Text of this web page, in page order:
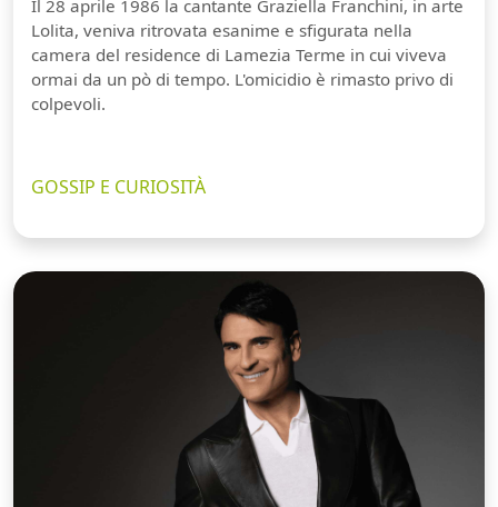
Il 28 aprile 1986 la cantante Graziella Franchini, in arte
Lolita, veniva ritrovata esanime e sfigurata nella
camera del residence di Lamezia Terme in cui viveva
ormai da un pò di tempo. L'omicidio è rimasto privo di
colpevoli.
GOSSIP E CURIOSITÀ